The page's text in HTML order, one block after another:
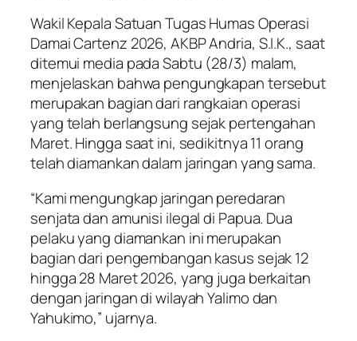
Wakil Kepala Satuan Tugas Humas Operasi
Damai Cartenz 2026, AKBP Andria, S.I.K., saat
ditemui media pada Sabtu (28/3) malam,
menjelaskan bahwa pengungkapan tersebut
merupakan bagian dari rangkaian operasi
yang telah berlangsung sejak pertengahan
Maret. Hingga saat ini, sedikitnya 11 orang
telah diamankan dalam jaringan yang sama.
“Kami mengungkap jaringan peredaran
senjata dan amunisi ilegal di Papua. Dua
pelaku yang diamankan ini merupakan
bagian dari pengembangan kasus sejak 12
hingga 28 Maret 2026, yang juga berkaitan
dengan jaringan di wilayah Yalimo dan
Yahukimo,” ujarnya.